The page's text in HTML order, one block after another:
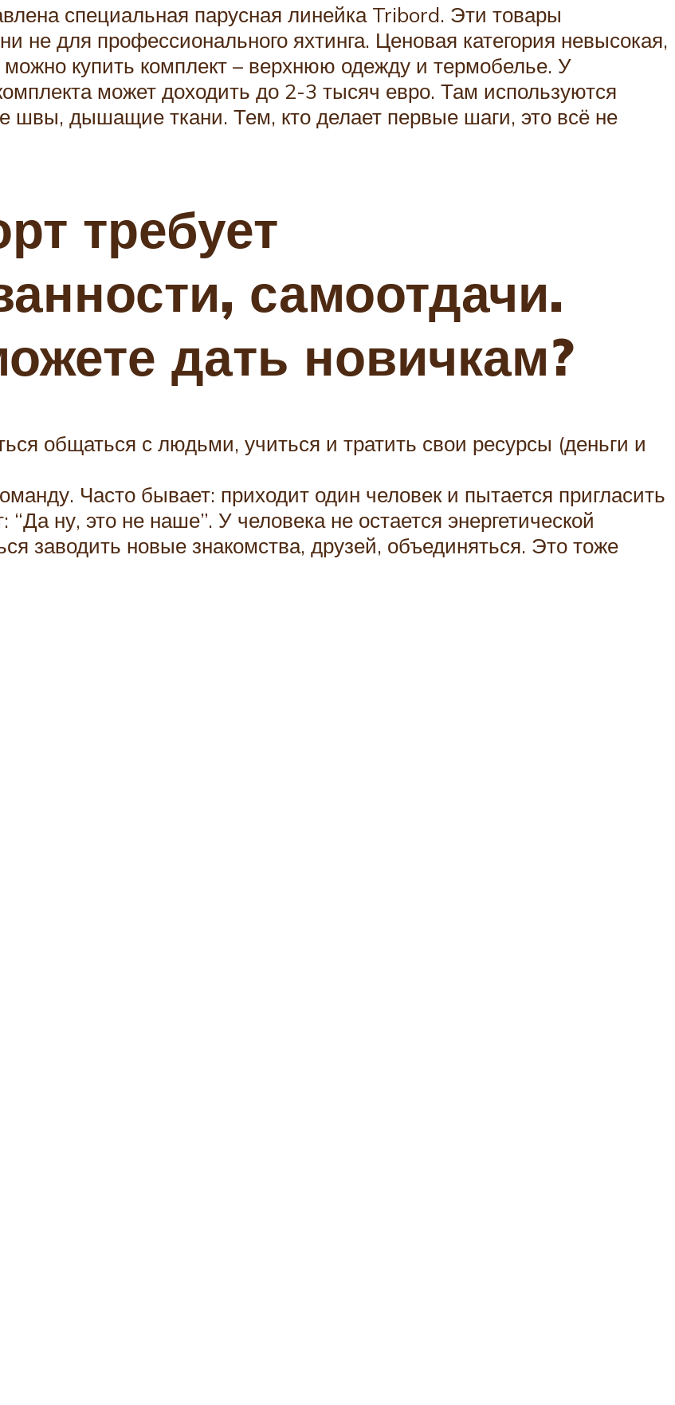
специальная парусная линейка Tribord. Эти товары
не для профессионального яхтинга. Ценовая категория невысокая,
купить комплект – верхнюю одежду и термобелье. У
может доходить до 2-3 тысяч евро. Там используются
швы, дышащие ткани. Тем, кто делает первые шаги, это всё не
требует
самоотдачи.
дать новичкам?
общаться с людьми, учиться и тратить свои ресурсы (деньги и
Часто бывает: приходит один человек и пытается пригласить
ну, это не наше”. У человека не остается энергетической
заводить новые знакомства, друзей, объединяться. Это тоже